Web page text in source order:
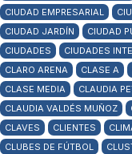
CIUDAD EMPRESARIAL
CIUDAD JARDÍN
CIUDAD
CIUDADES
CIUDADES
CLARO ARENA
CLASE A
CLASE MEDIA
CLAUDIA
CLAUDIA VALDÉS MUÑOZ
CLAVES
CLIENTES
CLUBES DE FÚTBOL